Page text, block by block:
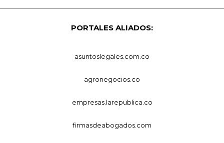
PORTALES ALIADOS:
asuntoslegales.com.co
agronegocios.co
empresas.larepublica.co
firmasdeabogados.com